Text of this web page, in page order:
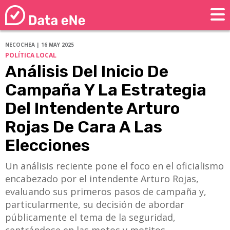
NECOCHEA | 16 MAY 2025
POLÍTICA LOCAL
Análisis Del Inicio De
Campaña Y La Estrategia
Del Intendente Arturo
Rojas De Cara A Las
Elecciones
Un análisis reciente pone el foco en el oficialismo
encabezado por el intendente Arturo Rojas,
evaluando sus primeros pasos de campaña y,
particularmente, su decisión de abordar
públicamente el tema de la seguridad,